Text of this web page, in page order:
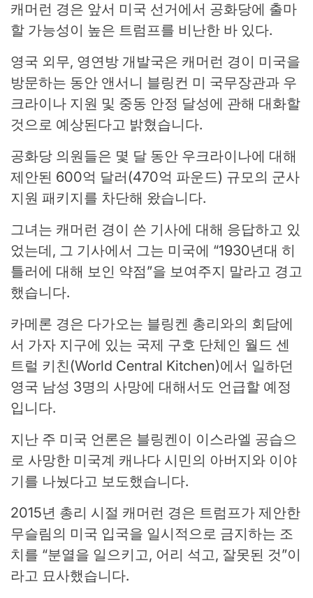
캐머런 경은 앞서 미국 선거에서 공화당에 출마
할 가능성이 높은 트럼프를 비난한 바 있다.
영국 외무, 영연방 개발국은 캐머런 경이 미국을
방문하는 동안 앤서니 블링컨 미 국무장관과 우
크라이나 지원 및 중동 안정 달성에 관해 대화할
것으로 예상된다고 밝혔습니다.
공화당 의원들은 몇 달 동안 우크라이나에 대해
제안된 600억 달러(470억 파운드) 규모의 군사
지원 패키지를 차단해 왔습니다.
그녀는 캐머런 경이 쓴 기사에 대해 응답하고 있
었는데, 그 기사에서 그는 미국에 “1930년대 히
틀러에 대해 보인 약점”을 보여주지 말라고 경고
했습니다.
카메론 경은 다가오는 블링켄 총리와의 회담에
서 가자 지구에 있는 국제 구호 단체인 월드 센
트럴 키친(World Central Kitchen)에서 일하던
영국 남성 3명의 사망에 대해서도 언급할 예정
입니다.
지난 주 미국 언론은 블링켄이 이스라엘 공습으
로 사망한 미국계 캐나다 시민의 아버지와 이야
기를 나눴다고 보도했습니다.
2015년 총리 시절 캐머런 경은 트럼프가 제안한
무슬림의 미국 입국을 일시적으로 금지하는 조
치를 “분열을 일으키고, 어리 석고, 잘못된 것”이
라고 묘사했습니다.